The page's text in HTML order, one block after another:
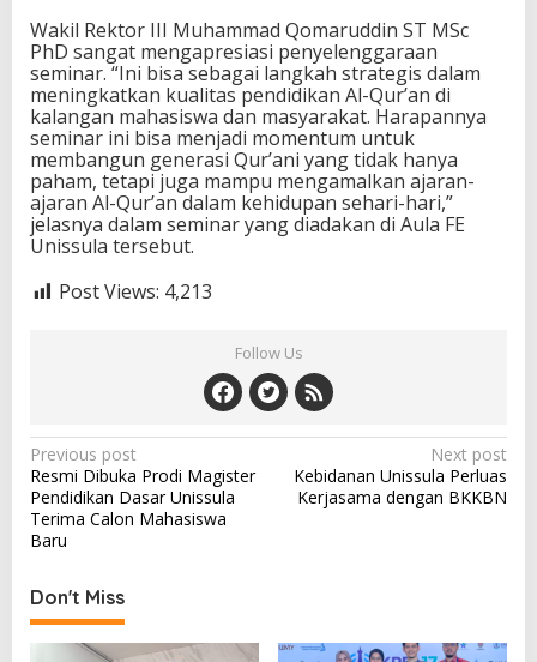
Wakil Rektor III Muhammad Qomaruddin ST MSc
PhD sangat mengapresiasi penyelenggaraan
seminar. “Ini bisa sebagai langkah strategis dalam
meningkatkan kualitas pendidikan Al-Qur’an di
kalangan mahasiswa dan masyarakat. Harapannya
seminar ini bisa menjadi momentum untuk
membangun generasi Qur’ani yang tidak hanya
paham, tetapi juga mampu mengamalkan ajaran-
ajaran Al-Qur’an dalam kehidupan sehari-hari,”
jelasnya dalam seminar yang diadakan di Aula FE
Unissula tersebut.
Post Views: 4,213
Follow Us
Post
navigation
Previous post
Resmi Dibuka Prodi Magister
Pendidikan Dasar Unissula
Terima Calon Mahasiswa
Baru
Next post
Kebidanan Unissula Perluas
Kerjasama dengan BKKBN
Don't Miss